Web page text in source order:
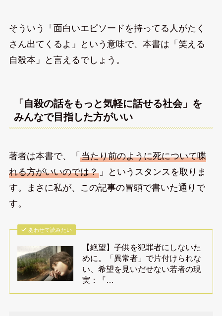
そういう「面白いエピソードを持ってる人がたく
さん出てくるよ」という意味で、本書は「笑える
自殺本」と言えるでしょう。
「自殺の話をもっと気軽に話せる社会」を
みんなで目指した方がいい
著者は本書で、「 当たり前のように死について喋
れる方がいいのでは？」というスタンスを取りま
す。まさに私が、この記事の冒頭で書いた通りで
す。
あわせて読みたい
【絶望】子供を犯罪者にしないた
めに。「異常者」で片付けられな
い、希望を見いだせない若者の現
実：『…